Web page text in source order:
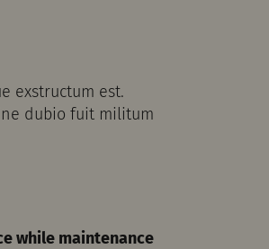
exstructum est.
dubio fuit militum
while maintenance